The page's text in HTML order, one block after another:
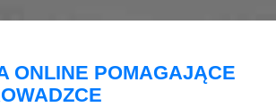
ONLINE POMAGAJĄCE